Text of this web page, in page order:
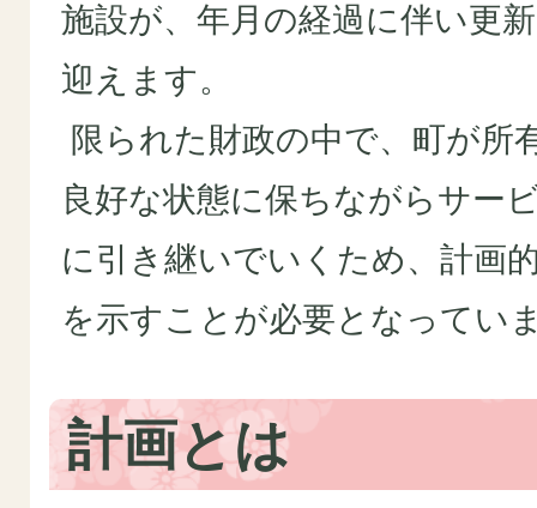
施設が、年月の経過に伴い更
迎えます。
限られた財政の中で、町が所
良好な状態に保ちながらサー
に引き継いでいくため、計画
を示すことが必要となってい
計画とは